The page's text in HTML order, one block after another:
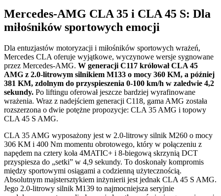
Mercedes-AMG CLA 35 i CLA 45 S: Dla
miłośników sportowych emocji
Dla entuzjastów motoryzacji i miłośników sportowych wrażeń,
Mercedes CLA oferuje wyjątkowe, wyczynowe wersje sygnowane
przez Mercedes-AMG. W generacji C117 królował CLA 45
AMG z 2.0-litrowym silnikiem M133 o mocy 360 KM, a później
381 KM, zdolnym do przyspieszenia 0-100 km/h w zaledwie 4,2
sekundy. Po liftingu oferował jeszcze bardziej wyrafinowane
wrażenia. Wraz z nadejściem generacji C118, gama AMG została
rozszerzona o dwie potężne propozycje: CLA 35 AMG i topowy
CLA 45 S AMG.
CLA 35 AMG wyposażony jest w 2.0-litrowy silnik M260 o mocy
306 KM i 400 Nm momentu obrotowego, który w połączeniu z
napędem na cztery koła 4MATIC+ i 8-biegową skrzynią DCT
przyspiesza do „setki” w 4,9 sekundy. To doskonały kompromis
między sportowymi osiągami a codzienną użytecznością.
Absolutnym majstersztykiem inżynierii jest jednak CLA 45 S AMG.
Jego 2.0-litrowy silnik M139 to najmocniejsza seryjnie